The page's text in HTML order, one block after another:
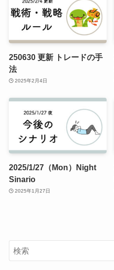
250630 更新 トレードの手
法
2025年2月4日
2025/1/27（Mon）Night
Sinario
2025年1月27日